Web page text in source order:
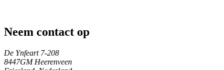
Neem contact op
De Ynfeart 7-208
8447GM Heerenveen